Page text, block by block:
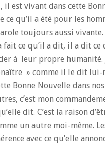
est vivant dans cette
ce qu’il a été pour les
toujours aussi vivante.
ce qu’il a dit, il a dit
à leur propre
» comme il le dit
Bonne Nouvelle dans
c’est mon
dit. C’est la raison
un autre moi-même.
avec ce qu’elle